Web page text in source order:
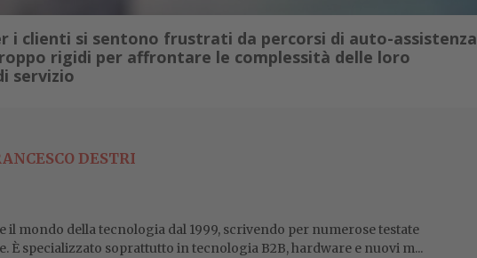
i clienti si sentono frustrati da percorsi di auto-assistenza
rigidi per affrontare le complessità delle loro
servizio
DESTRI
il mondo della tecnologia dal 1999, scrivendo per numerose testate
È specializzato soprattutto in tecnologia B2B, hardware e nuovi m...